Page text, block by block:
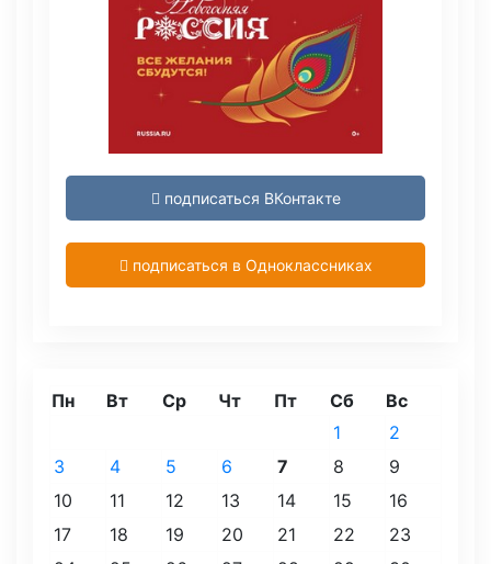
подписаться ВКонтакте
подписаться в Одноклассниках
Пн Вт Ср Чт Пт Сб
Вс
1
2
3
4 5 6 7 8
9
10
11 12 13 14 15
16
17
18 19 20 21 22
23